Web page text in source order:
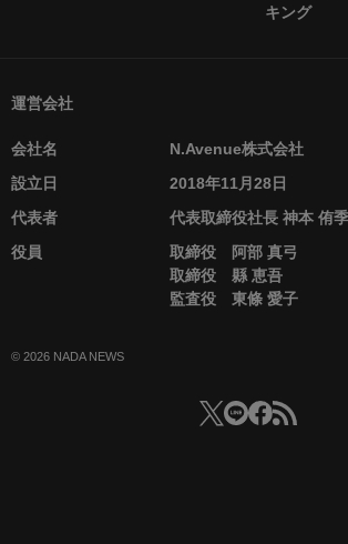
キング
運営会社
会社名
N.Avenue株式会社
設立日
2018年11月28日
代表者
代表取締役社長 神本 侑季
役員
取締役 阿部 真弓
取締役 縣 恵吾
監査役 東條 愛子
© 2026 NADA NEWS